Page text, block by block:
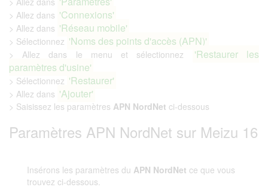
> Allez dans 'Connexions'
> Allez dans 'Réseau mobile'
> Sélectionnez 'Noms des points d'accès (APN)'
> Allez dans le menu et sélectionnez
'Restaurer les
paramètres d'usine'
> Sélectionnez 'Restaurer'
> Allez dans 'Ajouter'
> Saisissez les paramètres APN NordNet ci-dessous
Paramètres APN NordNet sur Meizu 16
Insérons les paramètres du APN NordNet ce que vous
trouvez ci-dessous.